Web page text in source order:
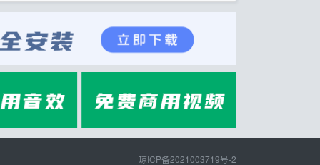
琼ICP备2021003719号-2